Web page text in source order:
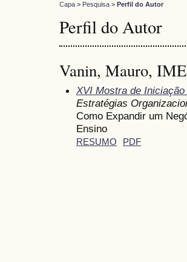
Capa > Pesquisa > Perfil do Autor
Perfil do Autor
Vanin, Mauro,
XVI Mostra de
Estratégias
Como Expandir um
Ensino
RESUMO PDF